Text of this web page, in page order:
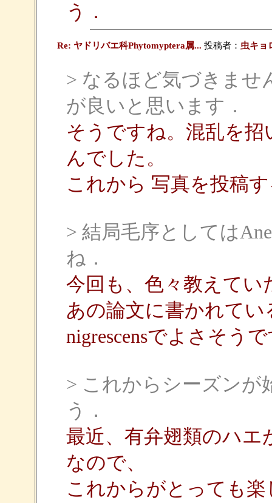
う．
Re: ヤドリバエ科Phytomyptera属... 投稿者： 虫キョ
> なるほど気づきませ
が良いと思います．
そうですね。混乱を
んでした。
これから 写真を投稿
> 結局毛序としては
ね．
今回も、色々教えて
あの論文に書かれて
nigrescensでよさそう
> これからシーズンが
う．
最近、有弁翅類のハ
なので、
これからがとっても